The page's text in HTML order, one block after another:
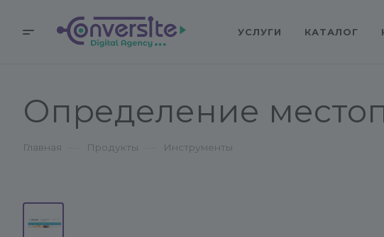
УСЛУГИ КАТАЛОГ
Определение
Главная Продукты Инструменты